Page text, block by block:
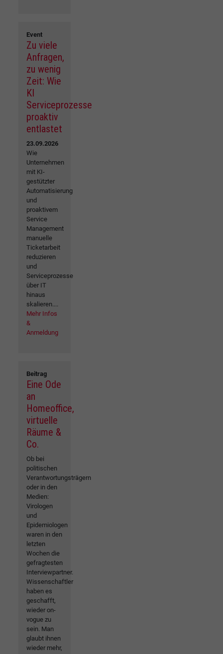
Event
Zu viele
Anfragen,
zu wenig
Zeit: Wie
KI
Serviceprozesse
proaktiv
entlastet
23.09.2026
Wie
Unternehmen
mit KI-
gestützter
Automatisierung
und
proaktivem
Service
Management
manuelle
Ticketarbeit
reduzieren
und
Serviceprozesse
über IT
hinaus
skalieren....
Mehr Infos
&
Anmeldung
Beitrag
Eine Ode
an
Homeoffice,
virtuelle
Räume &
Co.
Ob bei
politischen
Verantwortungsträgern
oder in den
Medien:
Virologen
und
Epidemiologen
waren in den
letzten
Wochen die
gefragtesten
Interviewpartner.
Wissenschaftler
haben es
geschafft,
wieder on-
vogue zu
sein. Man
glaubt ihnen
wieder mehr,